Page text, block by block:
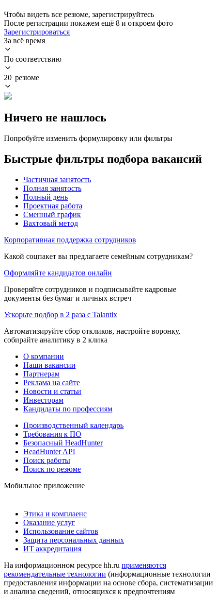
Чтобы видеть все резюме, зарегистрируйтесь
После регистрации покажем ещё 8 и откроем фото
Зарегистрироваться
За всё время
По соответствию
20 резюме
Ничего не нашлось
Попробуйте изменить формулировку или фильтры
Быстрые фильтры подбора вакансий
Частичная занятость
Полная занятость
Полный день
Проектная работа
Сменный график
Вахтовый метод
Корпоративная поддержка сотрудников
Какой соцпакет вы предлагаете семейным сотрудникам?
Оформляйте кандидатов онлайн
Проверяйте сотрудников и подписывайте кадровые
документы без бумаг и личных встреч
Ускорьте подбор в 2 раза с Talantix
Автоматизируйте сбор откликов, настройте воронку,
собирайте аналитику в 2 клика
О компании
Наши вакансии
Партнерам
Реклама на сайте
Новости и статьи
Инвесторам
Кандидаты по профессиям
Производственный календарь
Требования к ПО
Безопасный HeadHunter
HeadHunter API
Поиск работы
Поиск по резюме
Мобильное приложение
Этика и комплаенс
Оказание услуг
Использование сайтов
Защита персональных данных
ИТ аккредитация
На информационном ресурсе hh.ru применяются
рекомендательные технологии (информационные технологии
предоставления информации на основе сбора, систематизации
и анализа сведений, относящихся к предпочтениям